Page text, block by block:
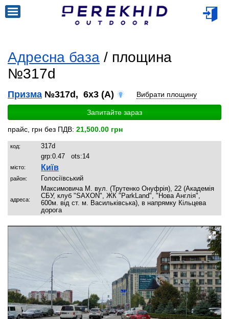
Адресна база / площина
№317d
Призма №317d, 6x3 (A) Вибрати площину
Запитайте зараз
прайс, грн без ПДВ: 21,500.00 грн
код:
317d
grp:0.47 ots:14
місто: Київ
район: Голосіївський
адреса:
Максимовича М. вул. (Трутенко Онуфрія), 22 (Академія
СБУ, клуб "SAXON", ЖК "ParkLand", "Нова Англія",
600м. від ст. м. Васильківська), в напрямку Кільцева
дорога